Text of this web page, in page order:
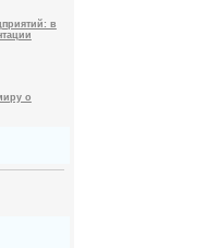
в
о